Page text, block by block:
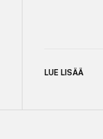
LUE LISÄÄ